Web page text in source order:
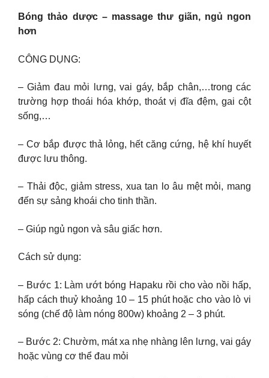
Bóng thảo dược – massage thư giãn, ngủ ngon
hơn
CÔNG DỤNG:
– Giảm đau mỏi lưng, vai gáy, bắp chân,…trong các
trường hợp thoái hóa khớp, thoát vị đĩa đệm, gai cột
sống,…
– Cơ bắp được thả lỏng, hết căng cứng, hệ khí huyết
được lưu thông.
– Thải độc, giảm stress, xua tan lo âu mệt mỏi, mang
đến sự sảng khoái cho tinh thần.
– Giúp ngủ ngon và sâu giấc hơn.
Cách sử dụng:
– Bước 1: Làm ướt bóng Hapaku rồi cho vào nồi hấp,
hấp cách thuỷ khoảng 10 – 15 phút hoặc cho vào lò vi
sóng (chế độ làm nóng 800w) khoảng 2 – 3 phút.
– Bước 2: Chườm, mát xa nhẹ nhàng lên lưng, vai gáy
hoặc vùng cơ thể đau mỏi